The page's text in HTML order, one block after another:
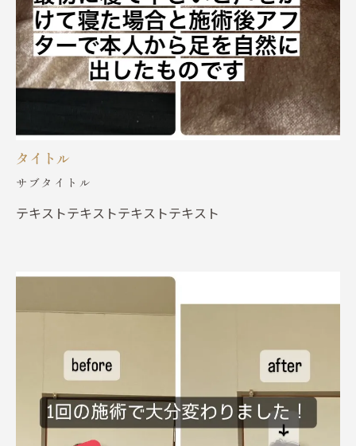
タイトル
サブタイトル
テキストテキストテキストテキスト